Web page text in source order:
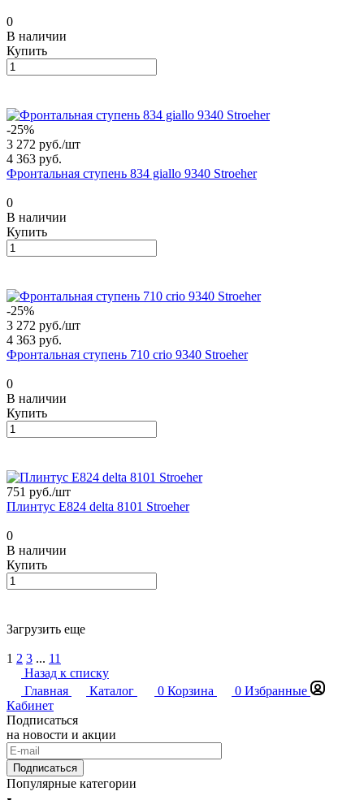
0
В наличии
Купить
-25%
3 272 руб./шт
4 363 руб.
Фронтальная ступень 834 giallo 9340 Stroeher
0
В наличии
Купить
-25%
3 272 руб./шт
4 363 руб.
Фронтальная ступень 710 crio 9340 Stroeher
0
В наличии
Купить
751 руб./шт
Плинтус E824 delta 8101 Stroeher
0
В наличии
Купить
Загрузить еще
1 2 3 ... 11
Назад к списку
Главная
Каталог 0 Корзина 0 Избранные
Кабинет
Подписаться
на новости и акции
Подписаться
Популярные категории